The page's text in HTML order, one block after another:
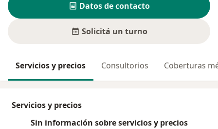
Datos de contacto
Solicitá un turno
Servicios y precios Consultorios Coberturas
Servicios y precios
Sin información sobre servicios y precios